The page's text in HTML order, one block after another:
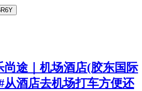
尚途｜机场酒店(胶东国际
从酒店去机场打车方便还